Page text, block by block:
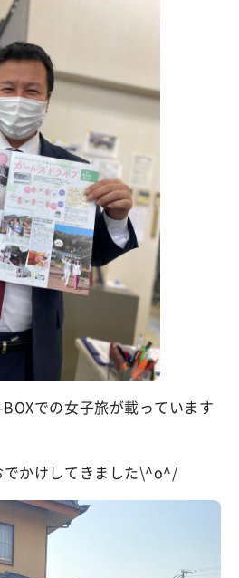
での女子旅が載っています
でかけしてきました\^o^/